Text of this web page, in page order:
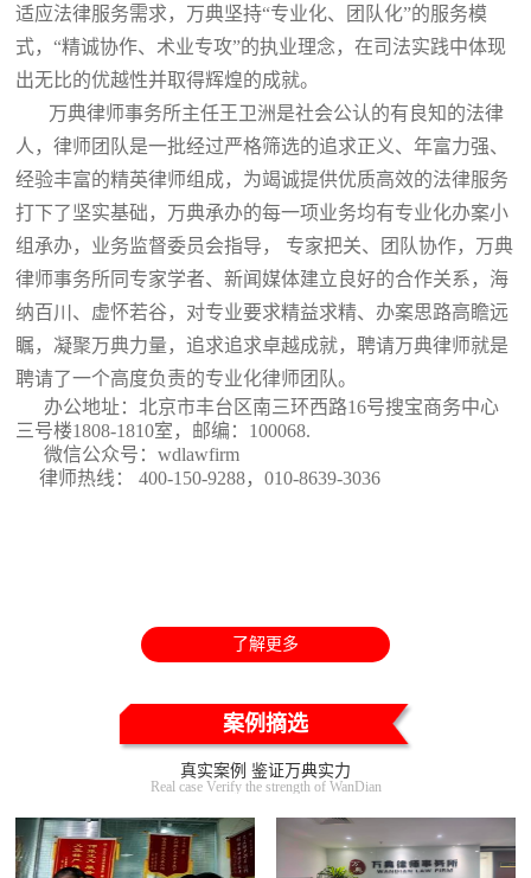
适应法律服务需求，万典坚持“专业化、团队化”的服务模
式，“精诚协作、术业专攻”的执业理念，在司法实践中体现
出无比的优越性并取得辉煌的成就。
万典律师事务所主任王卫洲是社会公认的有良知的法律
人，律师团队是一批经过严格筛选的追求正义、年富力强、
经验丰富的精英律师组成，为竭诚提供优质高效的法律服务
打下了坚实基础，万典承办的每一项业务均有专业化办案小
组承办，业务监督委员会指导， 专家把关、团队协作，万典
律师事务所同专家学者、新闻媒体建立良好的合作关系，海
纳百川、虚怀若谷，对专业要求精益求精、办案思路高瞻远
瞩，凝聚万典力量，追求追求卓越成就，聘请万典律师就是
聘请了一个高度负责的专业化律师团队。
办公地址：北京市丰台区南三环西路16号搜宝商务中心
三号楼1808-1810室 ，邮编：100068.
微信公众号：wdlawfirm
律师热线： 400-150-9288，010-8639-3036
了解更多
案例摘选
真实案例 鉴证万典实力
Real case Verify the strength of WanDian